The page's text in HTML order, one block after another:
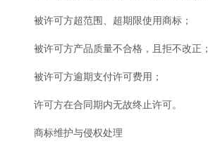
被许可方超范围、超期限使用商标；
被许可方产品质量不合格，且拒不改正；
被许可方逾期支付许可费用；
许可方在合同期内无故终止许可。
商标维护与侵权处理